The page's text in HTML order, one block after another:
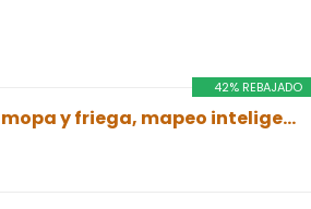
42% REBAJADO
Ecovacs Deebot OZMO 900 - Robot Aspirador 4 en 1: barre, aspira, pasa mopa y friega, mapeo inteligente láser, compatible con Alexa, App, Wifi, reanuda limpieza tras recarga, reporte por voz, blanco